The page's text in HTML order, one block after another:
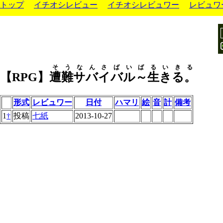
トップ イチオシレビュー イチオシレビュワー レビュワ
【RPG】 遭難サバイバル～生きる。
そうなんさばいばるいきる
形式 レビュワー 日付 ハマリ 絵 音 計 備考
1† 投稿 七紙 2013-10-27